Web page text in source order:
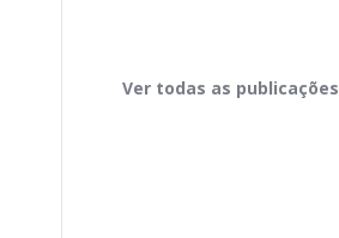
Ver todas as publicações